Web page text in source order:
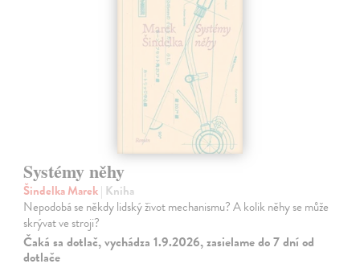
Systémy něhy
Šindelka Marek| Kniha
Nepodobá se někdy lidský život mechanismu? A kolik něhy se může
skrývat ve stroji?
Čaká sa dotlač, vychádza 1.9.2026, zasielame do 7 dní od
dotlače